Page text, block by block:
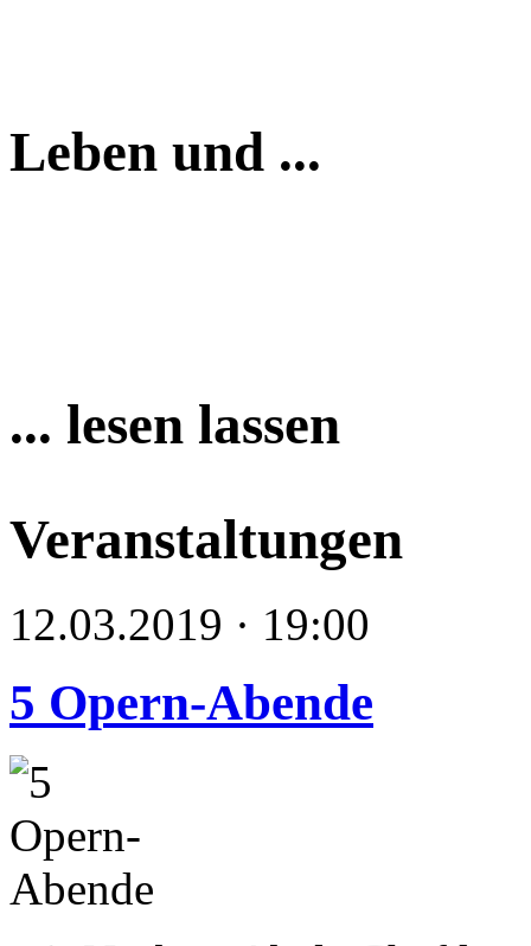
Leben und ...
... lesen lassen
Veranstaltungen
12.03.2019 · 19:00
5 Opern-Abende